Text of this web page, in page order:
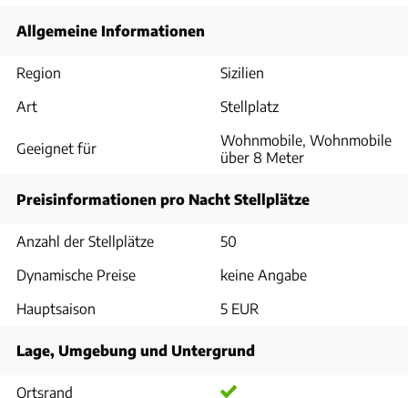
Allgemeine Informationen
Region
Sizilien
Art
Stellplatz
Geeignet für
Wohnmobile, Wohnmobile
über 8 Meter
Preisinformationen pro Nacht Stellplätze
Anzahl der Stellplätze
50
Dynamische Preise
keine Angabe
Hauptsaison
5 EUR
Lage, Umgebung und Untergrund
Ortsrand